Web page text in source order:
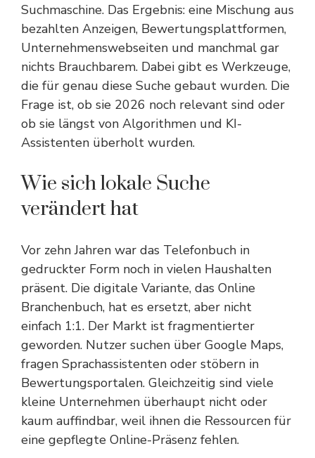
Suchmaschine. Das Ergebnis: eine Mischung aus
bezahlten Anzeigen, Bewertungsplattformen,
Unternehmenswebseiten und manchmal gar
nichts Brauchbarem. Dabei gibt es Werkzeuge,
die für genau diese Suche gebaut wurden. Die
Frage ist, ob sie 2026 noch relevant sind oder
ob sie längst von Algorithmen und KI-
Assistenten überholt wurden.
Wie sich lokale Suche
verändert hat
Vor zehn Jahren war das Telefonbuch in
gedruckter Form noch in vielen Haushalten
präsent. Die digitale Variante, das Online
Branchenbuch, hat es ersetzt, aber nicht
einfach 1:1. Der Markt ist fragmentierter
geworden. Nutzer suchen über Google Maps,
fragen Sprachassistenten oder stöbern in
Bewertungsportalen. Gleichzeitig sind viele
kleine Unternehmen überhaupt nicht oder
kaum auffindbar, weil ihnen die Ressourcen für
eine gepflegte Online-Präsenz fehlen.